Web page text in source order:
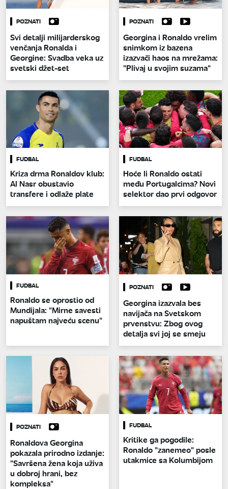
POZNATI
Svi detalji milijarderskog
venčanja Ronalda i
Georgine: Svadba veka uz
svetski džet-set
POZNATI
Georgina i Ronaldo vrelim
snimkom iz bazena
izazvači haos na mrežama:
"Plivaj u svojim suzama"
FUDBAL
Kriza drma Ronaldov klub:
Al Nasr obustavio
transfere i odlaže plate
FUDBAL
Hoće li Ronaldo ostati
među Portugalcima? Novi
selektor dao prvi odgovor
FUDBAL
Ronaldo se oprostio od
Mundijala: "Mirne savesti
napuštam najveću scenu"
POZNATI
Georgina izazvala bes
navijača na Svetskom
prvenstvu: Zbog ovog
detalja svi joj se smeju
POZNATI
Ronaldova Georgina
pokazala prirodno izdanje:
"Savršena žena koja uživa
u dobroj hrani, bez
kompleksa"
FUDBAL
Kritike ga pogodile:
Ronaldo "zanemeo" posle
utakmice sa Kolumbijom